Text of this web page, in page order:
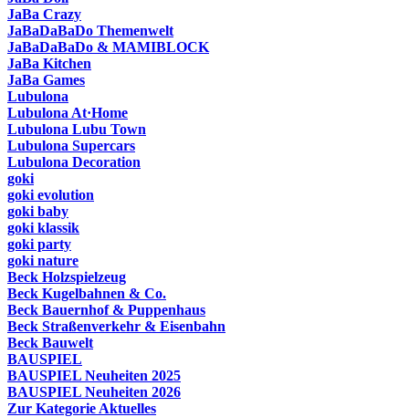
JaBa Crazy
JaBaDaBaDo Themenwelt
JaBaDaBaDo & MAMIBLOCK
JaBa Kitchen
JaBa Games
Lubulona
Lubulona At·Home
Lubulona Lubu Town
Lubulona Supercars
Lubulona Decoration
goki
goki evolution
goki baby
goki klassik
goki party
goki nature
Beck Holzspielzeug
Beck Kugelbahnen & Co.
Beck Bauernhof & Puppenhaus
Beck Straßenverkehr & Eisenbahn
Beck Bauwelt
BAUSPIEL
BAUSPIEL Neuheiten 2025
BAUSPIEL Neuheiten 2026
Zur Kategorie Aktuelles